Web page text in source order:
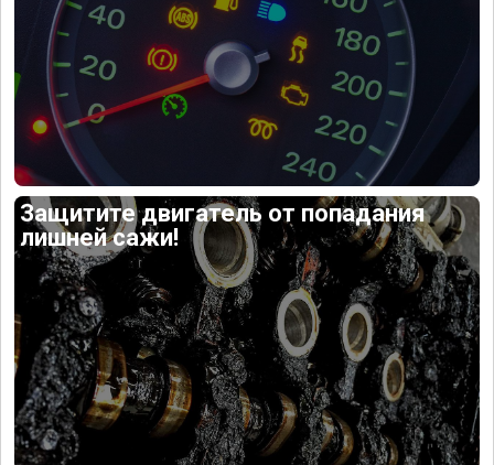
Защитите двигатель от попадания
лишней сажи!